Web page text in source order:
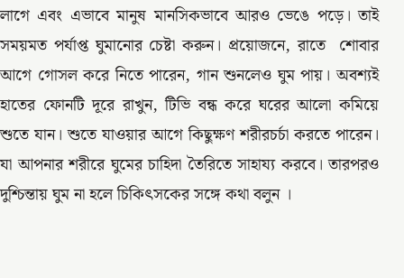
লাগে এবং এভাবে মানুষ মানসিকভাবে আরও ভেঙে পড়ে। তাই
সময়মত পর্যাপ্ত ঘুমানোর চেষ্টা করুন। প্রয়োজনে, রাতে শোবার
আগে গোসল করে নিতে পারেন, গান শুনলেও ঘুম পায়। অবশ্যই
হাতের ফোনটি দূরে রাখুন, টিভি বন্ধ করে ঘরের আলো কমিয়ে
শুতে যান। শুতে যাওয়ার আগে কিছুক্ষণ শরীরচর্চা করতে পারেন।
যা আপনার শরীরে ঘুমের চাহিদা তৈরিতে সাহায্য করবে। তারপরও
দুশ্চিন্তায় ঘুম না হলে চিকিৎসকের সঙ্গে কথা বলুন ।